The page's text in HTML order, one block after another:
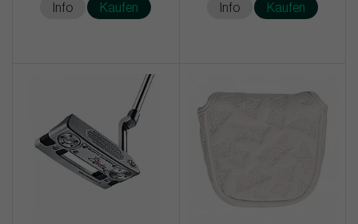
Info Kaufen Info Kaufen